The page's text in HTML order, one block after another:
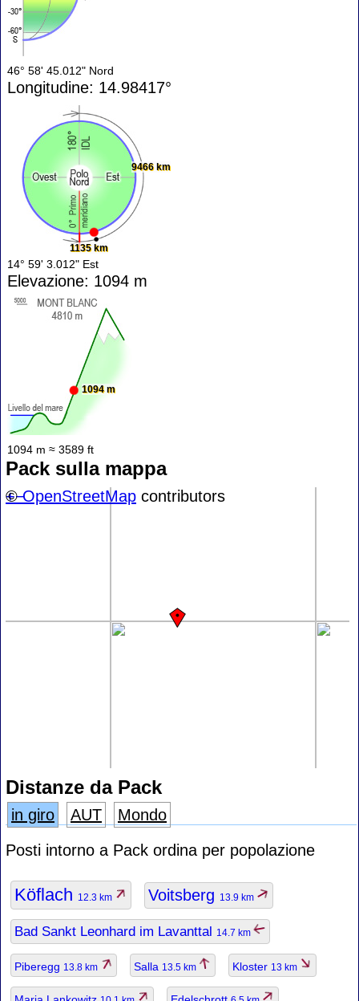
46° 58' 45.012" Nord
Longitudine: 14.98417°
1135 km
9466 km
14° 59' 3.012" Est
Elevazione: 1094 m
1094 m
1094 m ≈ 3589 ft
Pack sulla mappa
+−
©OpenStreetMap contributors
Distanze da Pack
in giro AUT
Mondo
Posti intorno a Pack ordina per popolazione
Köflach 12.3 km Voitsberg 13.9 km
Bad Sankt Leonhard im Lavanttal 14.7 km
Piberegg 13.8 km Salla 13.5 km Kloster 13 km